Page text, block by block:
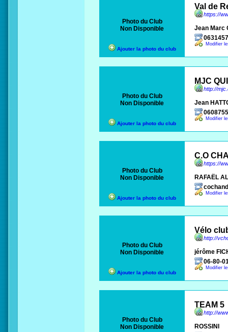
Photo du Club
Non Disponible
Ajouter la photo du club
Val de
https://
Jean Marc
Modifier
Photo du Club
Non Disponible
Ajouter la photo du club
MJC
http://
Jean
Modifier
Photo du Club
Non Disponible
Ajouter la photo du club
C.O
https://
RAFAËL
Modifier
Photo du Club
Non Disponible
Ajouter la photo du club
Vélo
http://
jérôme
06-80-
Modifier
Photo du Club
Non Disponible
TEAM 5
http://
ROSSINI